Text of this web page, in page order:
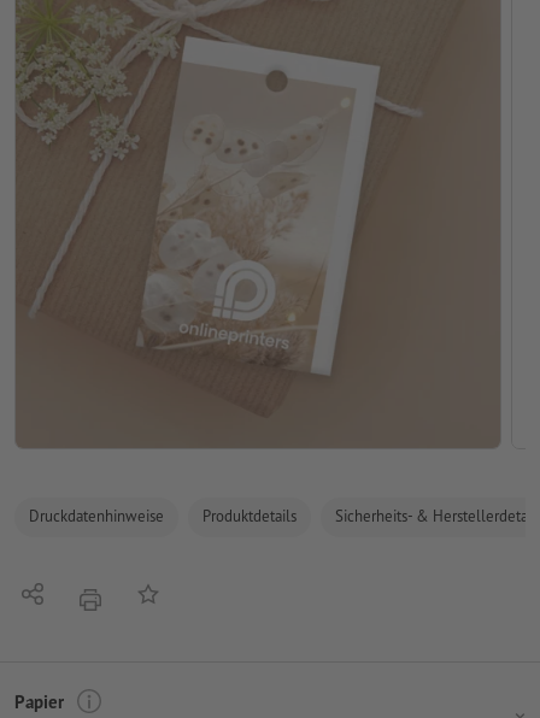
Druckdatenhinweise Produktdetails Sicherheits- &
Teilen DruckenAuf die Merkliste
Papier